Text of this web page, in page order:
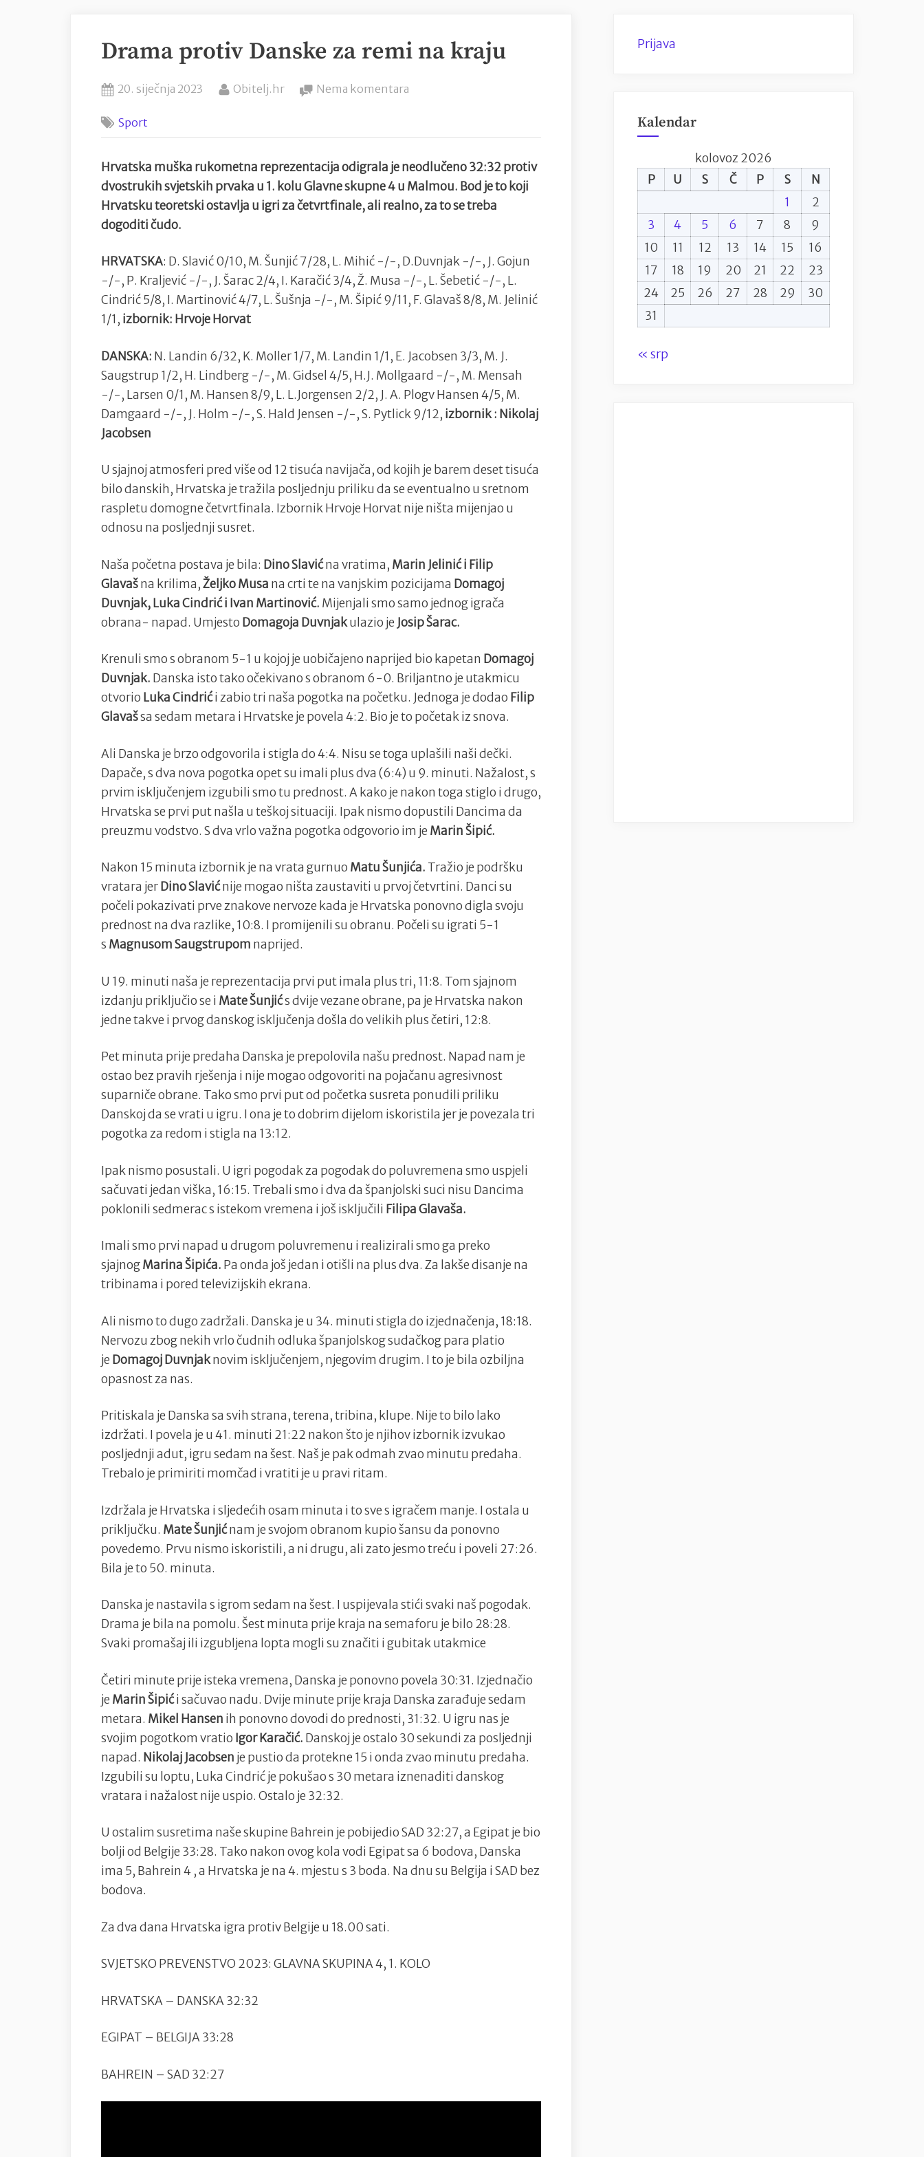
Drama protiv Danske za remi na kraju
Posted
20. siječnja 2023 By
Obitelj.hr Nema komentara
za
remi
na
Sport
Hrvatska muška rukometna reprezentacija odigrala je neodlučeno 32:32 protiv
dvostrukih svjetskih prvaka u 1. kolu Glavne skupne 4 u Malmou. Bod je to koji
Hrvatsku teoretski ostavlja u igri za četvrtfinale, ali realno, za to se treba
dogoditi čudo.
HRVATSKA: D. Slavić 0/10, M. Šunjić 7/28, L. Mihić -/-, D.Duvnjak -/-, J. Gojun
-/-, P. Kraljević -/-, J. Šarac 2/4, I. Karačić 3/4, Ž. Musa -/-, L. Šebetić -/-, L.
Cindrić 5/8, I. Martinović 4/7, L. Šušnja -/-, M. Šipić 9/11, F. Glavaš 8/8, M. Jelinić
1/1, izbornik: Hrvoje Horvat
DANSKA: N. Landin 6/32, K. Moller 1/7, M. Landin 1/1, E. Jacobsen 3/3, M. J.
Saugstrup 1/2, H. Lindberg -/-, M. Gidsel 4/5, H.J. Mollgaard -/-, M. Mensah
-/-, Larsen 0/1, M. Hansen 8/9, L. L.Jorgensen 2/2, J. A. Plogv Hansen 4/5, M.
Damgaard -/-, J. Holm -/-, S. Hald Jensen -/-, S. Pytlick 9/12, izbornik : Nikolaj
Jacobsen
U sjajnoj atmosferi pred više od 12 tisuća navijača, od kojih je barem deset tisuća
bilo danskih, Hrvatska je tražila posljednju priliku da se eventualno u sretnom
raspletu domogne četvrtfinala. Izbornik Hrvoje Horvat nije ništa mijenjao u
odnosu na posljednji susret.
Naša početna postava je bila: Dino Slavićna vratima, Marin Jelinić i Filip
Glavašna krilima,Željko Musa na crti te na vanjskim pozicijama Domagoj
Duvnjak, Luka Cindrić i Ivan Martinović. Mijenjali smo samo jednog igrača
obrana- napad. Umjesto Domagoja Duvnjakulazio je Josip Šarac.
Krenuli smo s obranom 5-1 u kojoj je uobičajeno naprijed bio kapetan Domagoj
Duvnjak. Danska isto tako očekivano s obranom 6-0. Briljantno je utakmicu
otvorio Luka Cindrići zabio tri naša pogotka na početku. Jednoga je dodao Filip
Glavašsa sedam metara i Hrvatske je povela 4:2. Bio je to početak iz snova.
Ali Danska je brzo odgovorila i stigla do 4:4. Nisu se toga uplašili naši dečki.
Dapače, s dva nova pogotka opet su imali plus dva (6:4) u 9. minuti. Nažalost, s
prvim isključenjem izgubili smo tu prednost. A kako je nakon toga stiglo i drugo,
Hrvatska se prvi put našla u teškoj situaciji. Ipak nismo dopustili Dancima da
preuzmu vodstvo. S dva vrlo važna pogotka odgovorio im je Marin Šipić.
Nakon 15 minuta izbornik je na vrata gurnuo Matu Šunjića. Tražio je podršku
vratara jer Dino Slavićnije mogao ništa zaustaviti u prvoj četvrtini. Danci su
počeli pokazivati prve znakove nervoze kada je Hrvatska ponovno digla svoju
prednost na dva razlike, 10:8. I promijenili su obranu. Počeli su igrati 5-1
s Magnusom Saugstrupom naprijed.
U 19. minuti naša je reprezentacija prvi put imala plus tri, 11:8. Tom sjajnom
izdanju priključio se i Mate Šunjićs dvije vezane obrane, pa je Hrvatska nakon
jedne takve i prvog danskog isključenja došla do velikih plus četiri, 12:8.
Pet minuta prije predaha Danska je prepolovila našu prednost. Napad nam je
ostao bez pravih rješenja i nije mogao odgovoriti na pojačanu agresivnost
suparniče obrane. Tako smo prvi put od početka susreta ponudili priliku
Danskoj da se vrati u igru. I ona je to dobrim dijelom iskoristila jer je povezala tri
pogotka za redom i stigla na 13:12.
Ipak nismo posustali. U igri pogodak za pogodak do poluvremena smo uspjeli
sačuvati jedan viška, 16:15. Trebali smo i dva da španjolski suci nisu Dancima
poklonili sedmerac s istekom vremena i još isključili Filipa Glavaša.
Imali smo prvi napad u drugom poluvremenu i realizirali smo ga preko
sjajnogMarina Šipića. Pa onda još jedan i otišli na plus dva. Za lakše disanje na
tribinama i pored televizijskih ekrana.
Ali nismo to dugo zadržali. Danska je u 34. minuti stigla do izjednačenja, 18:18.
Nervozu zbog nekih vrlo čudnih odluka španjolskog sudačkog para platio
je Domagoj Duvnjaknovim isključenjem, njegovim drugim. I to je bila ozbiljna
opasnost za nas.
Pritiskala je Danska sa svih strana, terena, tribina, klupe. Nije to bilo lako
izdržati. I povela je u 41. minuti 21:22 nakon što je njihov izbornik izvukao
posljednji adut, igru sedam na šest. Naš je pak odmah zvao minutu predaha.
Trebalo je primiriti momčad i vratiti je u pravi ritam.
Izdržala je Hrvatska i sljedećih osam minuta i to sve s igračem manje. I ostala u
priključku. Mate Šunjićnam je svojom obranom kupio šansu da ponovno
povedemo. Prvu nismo iskoristili, a ni drugu, ali zato jesmo treću i poveli 27:26.
Bila je to 50. minuta.
Danska je nastavila s igrom sedam na šest. I uspijevala stići svaki naš pogodak.
Drama je bila na pomolu. Šest minuta prije kraja na semaforu je bilo 28:28.
Svaki promašaj ili izgubljena lopta mogli su značiti i gubitak utakmice
Četiri minute prije isteka vremena, Danska je ponovno povela 30:31. Izjednačio
je Marin Šipići sačuvao nadu. Dvije minute prije kraja Danska zarađuje sedam
metara. Mikel Hansen ih ponovno dovodi do prednosti, 31:32. U igru nas je
svojim pogotkom vratio Igor Karačić. Danskoj je ostalo 30 sekundi za posljednji
napad. Nikolaj Jacobsen je pustio da protekne 15 i onda zvao minutu predaha.
Izgubili su loptu, Luka Cindrić je pokušao s 30 metara iznenaditi danskog
vratara i nažalost nije uspio. Ostalo je 32:32.
U ostalim susretima naše skupine Bahrein je pobijedio SAD 32:27, a Egipat je bio
bolji od Belgije 33:28. Tako nakon ovog kola vodi Egipat sa 6 bodova, Danska
ima 5, Bahrein 4 , a Hrvatska je na 4. mjestu s 3 boda. Na dnu su Belgija i SAD bez
bodova.
Za dva dana Hrvatska igra protiv Belgije u 18.00 sati.
SVJETSKO PREVENSTVO 2023: GLAVNA SKUPINA 4, 1. KOLO
HRVATSKA – DANSKA 32:32
EGIPAT – BELGIJA 33:28
BAHREIN – SAD 32:27
Prijava
Kalendar
kolovoz 2026
P
U S Č P S
N
1
2
3
4 5 6 7 8
9
10
11 12 13 14 15
16
17
18 19 20 21 22
23
24
25 26 27 28 29
30
31
« srp